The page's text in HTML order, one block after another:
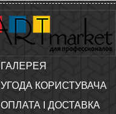
ГАЛЕРЕЯ
УГОДА КОРИСТУВАЧА
ОПЛАТА І ДОСТАВКА